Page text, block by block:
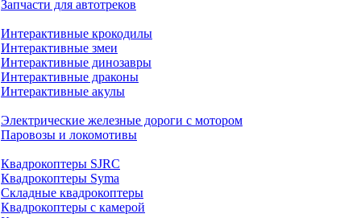
Запчасти для автотреков
Интерактивные крокодилы
Интерактивные змеи
Интерактивные динозавры
Интерактивные драконы
Интерактивные акулы
Электрические железные дороги с мотором
Паровозы и локомотивы
Квадрокоптеры SJRC
Квадрокоптеры Syma
Складные квадрокоптеры
Квадрокоптеры с камерой